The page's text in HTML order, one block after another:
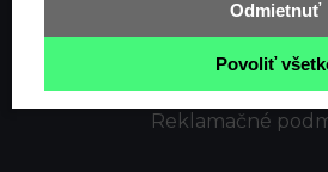
Odstúpenie od
Cookies
Obchodné
Kontakt
Reklamačné
Odmietnuť
Povoliť